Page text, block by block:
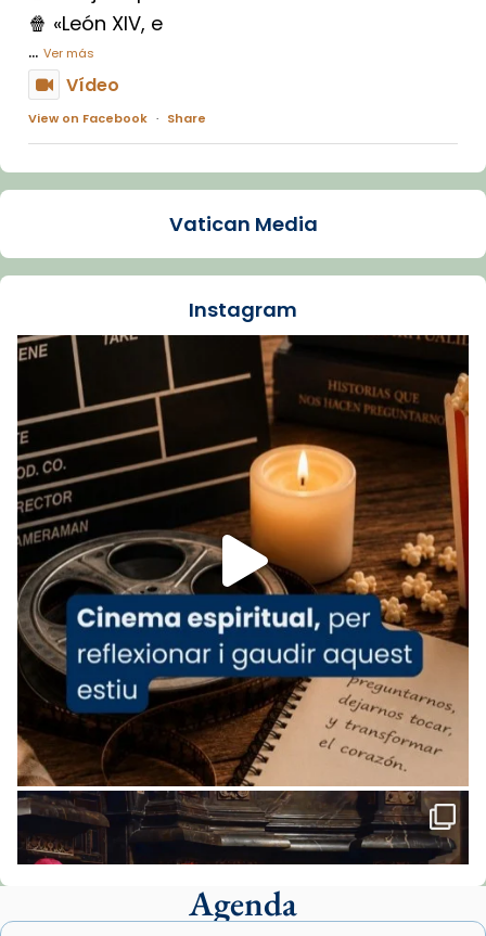
🍿 «León XIV, e
... Ver más
Vídeo
View on Facebook · Share
Arquebisbat de Barcelona
La Carmina va patir depressió. Fa gairebé
dos mesos, a l'Estadi Lluís Companys, la
Recupera l'entrevista comp
Vatican
tican News 👇
www.vaticannews.va/es/iglesia/news/2026-
07/carmina-historia-depresion-papa-viaje-
espana-testimoni...
Foto
View on Facebook · Share
Arquebisbat de Barcelona
2 weeks ago
«Avui les santes Juliana i Semproniana ens
ajuden a alçar la mirada»
Mons. Sergi Gordo, bisbe de Tortosa, ha
presidit aquest 27 de juliol la missa de Les
Santes de Mataró.
🔗tinyurl.com/cvu5jmbk
📸 J. Merino
Vatican Media
Instagram
Agenda